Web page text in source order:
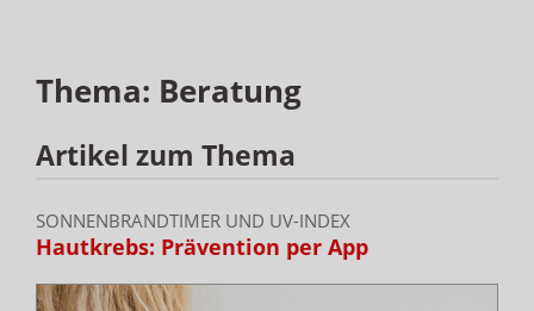
Thema: Beratung
Artikel zum Thema
SONNENBRANDTIMER UND UV-INDEX
Hautkrebs: Prävention per App